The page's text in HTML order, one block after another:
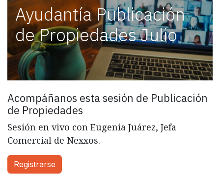
Ayudantía Publicación
de Propiedades Julio
Acompáñanos esta sesión de Publicación
de Propiedades
Sesión en vivo con Eugenia Juárez, Jefa
Comercial de Nexxos.
Registrarse